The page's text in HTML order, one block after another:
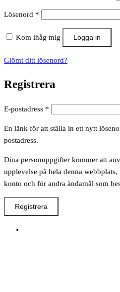
Lösenord *
Kom ihåg mig Logga in
Glömt ditt lösenord?
Registrera
E-postadress *
En länk för att ställa in ett nytt
postadress.
Dina personuppgifter kommer att
upplevelse på hela denna
konto och för andra ändamål som
Registrera